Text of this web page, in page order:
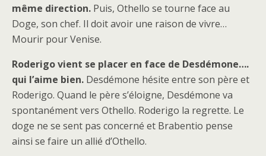
même direction. Puis, Othello se tourne face au
Doge, son chef. Il doit avoir une raison de vivre…
Mourir pour Venise.
Roderigo vient se placer en face de Desdémone….
qui l’aime bien. Desdémone hésite entre son père et
Roderigo. Quand le père s’éloigne, Desdémone va
spontanément vers Othello. Roderigo la regrette. Le
doge ne se sent pas concerné et Brabentio pense
ainsi se faire un allié d’Othello.